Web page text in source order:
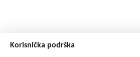
Korisnička podrška